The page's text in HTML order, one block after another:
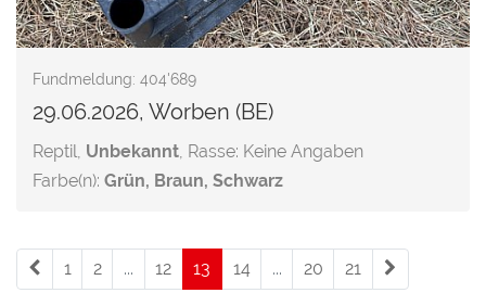
Fundmeldung: 404'689
29.06.2026, Worben (BE)
Reptil, Unbekannt, Rasse: Keine Angaben
Farbe(n): Grün, Braun, Schwarz
1 2 ... 12 13 (current)
14 ... 20 21